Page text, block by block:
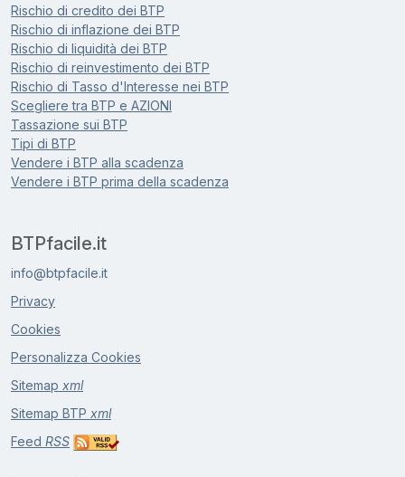
Rischio di credito dei BTP
Rischio di inflazione dei BTP
Rischio di liquidità dei BTP
Rischio di reinvestimento dei BTP
Rischio di Tasso d'Interesse nei BTP
Scegliere tra BTP e AZIONI
Tassazione sui BTP
Tipi di BTP
Vendere i BTP alla scadenza
Vendere i BTP prima della scadenza
BTPfacile.it
info@btpfacile.it
Privacy
Cookies
Personalizza Cookies
Sitemap xml
Sitemap BTP xml
Feed RSS